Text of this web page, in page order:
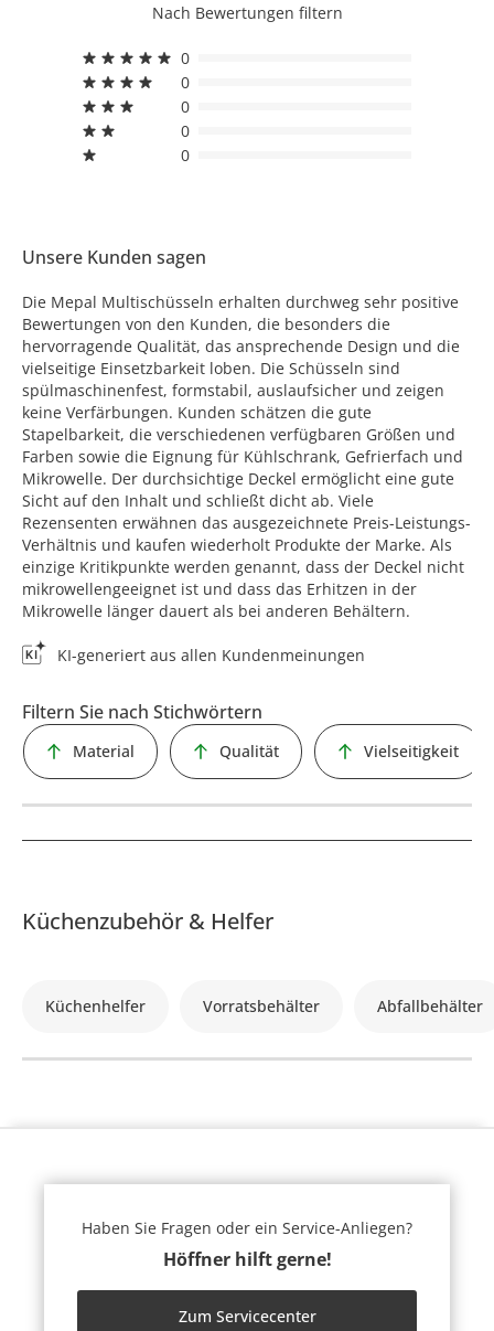
Nach Bewertungen filtern
0
0
0
0
0
Unsere Kunden sagen
Die Mepal Multischüsseln erhalten durchweg sehr positive
Bewertungen von den Kunden, die besonders die
hervorragende Qualität, das ansprechende Design und die
vielseitige Einsetzbarkeit loben. Die Schüsseln sind
spülmaschinenfest, formstabil, auslaufsicher und zeigen
keine Verfärbungen. Kunden schätzen die gute
Stapelbarkeit, die verschiedenen verfügbaren Größen und
Farben sowie die Eignung für Kühlschrank, Gefrierfach und
Mikrowelle. Der durchsichtige Deckel ermöglicht eine gute
Sicht auf den Inhalt und schließt dicht ab. Viele
Rezensenten erwähnen das ausgezeichnete Preis-Leistungs-
Verhältnis und kaufen wiederholt Produkte der Marke. Als
einzige Kritikpunkte werden genannt, dass der Deckel nicht
mikrowellengeeignet ist und dass das Erhitzen in der
Mikrowelle länger dauert als bei anderen Behältern.
KI-generiert aus allen Kundenmeinungen
Filtern Sie nach Stichwörtern
Material Qualität Vielseitigkeit
Küchenzubehör & Helfer
Küchenhelfer Vorratsbehälter Abfallbehälter
Haben Sie Fragen oder ein Service-Anliegen?
Höffner hilft gerne!
Zum Servicecenter